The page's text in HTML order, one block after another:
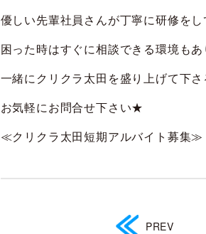
優しい先輩社員さんが丁寧に研修をし
困った時はすぐに相談できる環境も
一緒にクリクラ太田を盛り上げて下
お気軽にお問合せ下さい★
≪クリクラ太田短期アルバイト募集≫
PREV